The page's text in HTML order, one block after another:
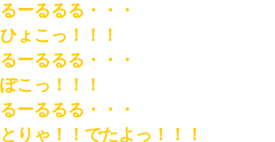
るーるるる・・・
ひょこっ！！！
るーるるる・・・
ぽこっ！！！
るーるるる・・・
とりゃ！！でたよっ！！！